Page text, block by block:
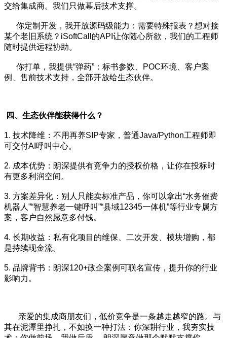
交给集成商。我们只做幕后技术支撑。
你定制开发，我开放源码级能力：需要特殊报表？想对接
某个老旧系统？iSoftCall的API让你随心所欲，我们的工程师
随时提供远程协助。
你打单，我提供“弹药”：标书参数、POC环境、客户案
例、售前技术支持，全部开放给生态伙伴。
四、生态伙伴能获得什么？
1. 技术降维：不用再养SIP专家，普通Java/Python工程师即
可交付AI呼叫中心。
2. 成本优势：朗深提供有竞争力的授权价格，让你在投标时
有更多利润空间。
3. 方案差异化：别人只能卖标准产品，你可以拿出“水务催费
机器人”“智慧养老一键呼叫”“县域12345一体机”等行业专属方
案，客户自然愿意多付钱。
4. 长期收益：私有化项目的维保、二次开发、模块增购，都
是持续现金流。
5. 品牌背书：朗深120+政企案例可联名宣传，提升你的行业
影响力。
亲爱的集成商朋友们，低价竞争是一条越走越窄的路。与
其在泥潭里挣扎，不如换一种打法：你深耕行业，我夯实技